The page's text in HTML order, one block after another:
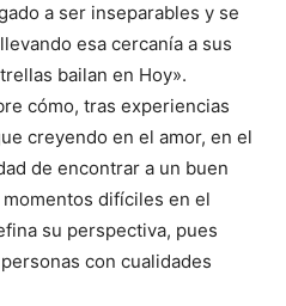
a ser inseparables y se
esa cercanía a sus
bailan en Hoy».
cómo, tras experiencias
creyendo en el amor, en el
de encontrar a un buen
difíciles en el
su perspectiva, pues
con cualidades